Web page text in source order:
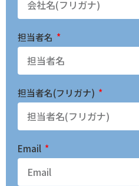
担当者名
担当者名(フリガナ)
Email